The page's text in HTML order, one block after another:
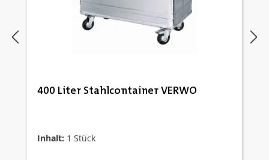
400 Liter Stahlcontainer VERWO
Inhalt: 1 Stück